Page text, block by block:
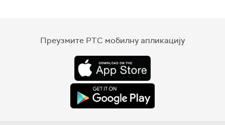
Преузмите РТС мобилну апликацију